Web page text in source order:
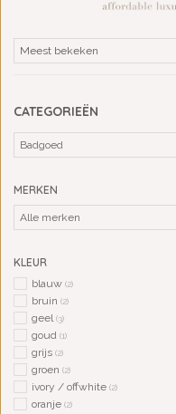
CATEGORIEËN
MERKEN
KLEUR
blauw (2)
bruin (2)
geel(3)
goud (1)
grijs (2)
groen (2)
ivory / offwhite (2)
oranje (2)